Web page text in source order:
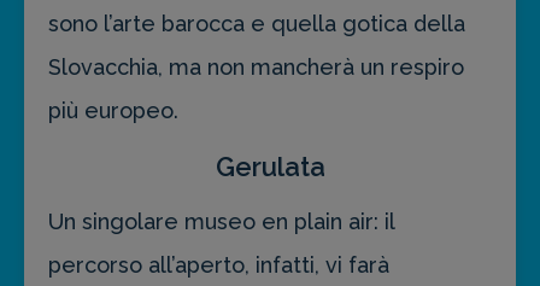
sono l’arte barocca e quella gotica della
Slovacchia, ma non mancherà un respiro
più europeo.
Gerulata
Un singolare museo en plain air: il
percorso all’aperto, infatti, vi farà